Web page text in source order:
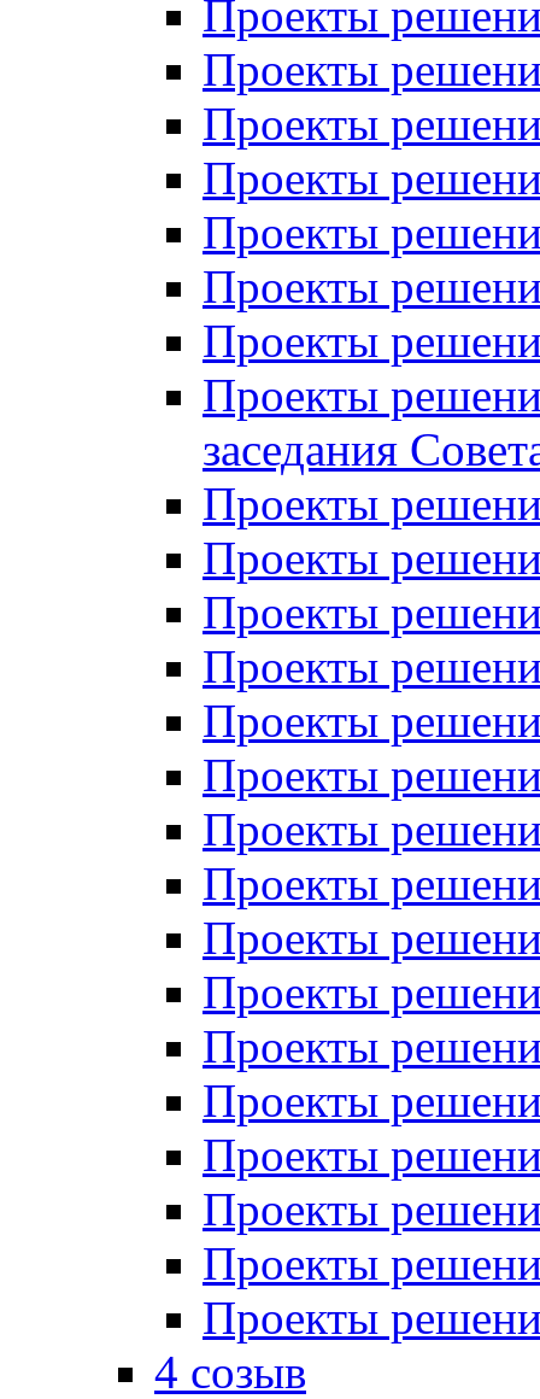
Проекты
Проекты
Проекты
Проекты
Проекты
Проекты
Проекты
Проекты
заседания
Проекты
Проекты
Проекты
Проекты
Проекты
Проекты
Проекты
Проекты
Проекты
Проекты
Проекты
Проекты
Проекты
Проекты
Проекты
Проекты
4 созыв